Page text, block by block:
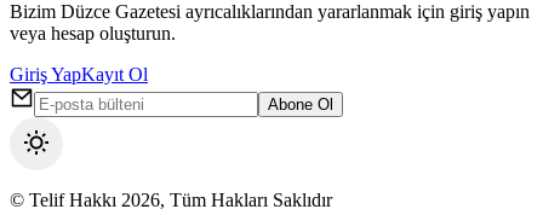
Bizim Düzce Gazetesi ayrıcalıklarından yararlanmak için giriş yapın
veya hesap oluşturun.
Giriş YapKayıt Ol
Abone Ol
Mod
© Telif Hakkı 2026, Tüm Hakları Saklıdır